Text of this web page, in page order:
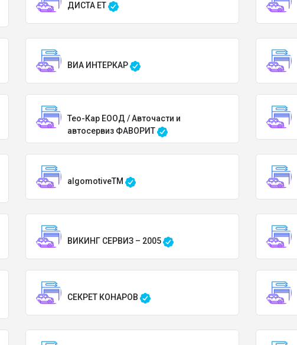
ДИСТА ЕТ
ВИА ИНТЕРКАР
Тео-Кар ЕООД / Авточасти и
автосервиз ФАВОРИТ
algomotiveTM
ВИКИНГ СЕРВИЗ – 2005
СЕКРЕТ КОНАРОВ